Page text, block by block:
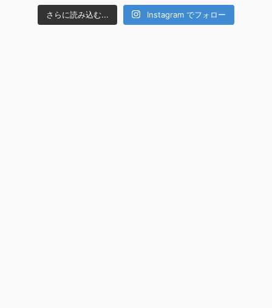
さらに読み込む... Instagram でフォロー